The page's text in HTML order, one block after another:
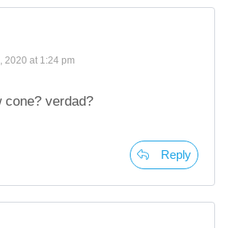
2020 at 1:24 pm
cone? verdad?
Reply